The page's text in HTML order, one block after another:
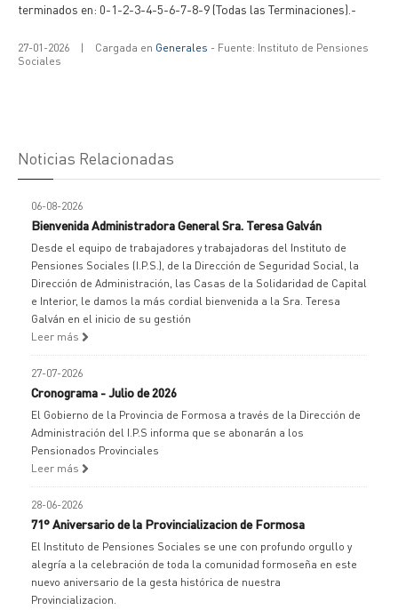
terminados en: 0-1-2-3-4-5-6-7-8-9 (Todas las Terminaciones).-
27-01-2026 | Cargada en Generales - Fuente: Instituto de Pensiones
Sociales
Noticias Relacionadas
06-08-2026
Bienvenida Administradora General Sra. Teresa Galván
Desde el equipo de trabajadores y trabajadoras del Instituto de
Pensiones Sociales (I.P.S.), de la Dirección de Seguridad Social, la
Dirección de Administración, las Casas de la Solidaridad de Capital
e Interior, le damos la más cordial bienvenida a la Sra. Teresa
Galván en el inicio de su gestión
Leer más
27-07-2026
Cronograma - Julio de 2026
El Gobierno de la Provincia de Formosa a través de la Dirección de
Administración del I.P.S informa que se abonarán a los
Pensionados Provinciales
Leer más
28-06-2026
71° Aniversario de la Provincializacion de Formosa
El Instituto de Pensiones Sociales se une con profundo orgullo y
alegría a la celebración de toda la comunidad formoseña en este
nuevo aniversario de la gesta histórica de nuestra
Provincializacion.